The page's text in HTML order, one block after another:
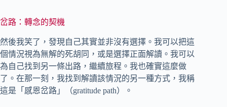
岔路：轉念的契機
然後我笑了，發現自己其實並非沒有選擇。我可以把這
個情況視為無解的死胡同，或是選擇正面解讀。我可以
為自己找到另一條出路，繼續旅程。我也確實這麼做
了。在那一刻，我找到解讀該情況的另一種方式，我稱
這是「感恩岔路」（gratitude path）。